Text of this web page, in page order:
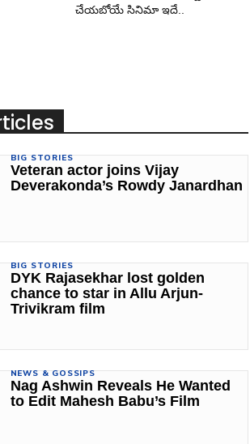
చేయబోయే సినిమా ఇదే..
BIG STORIES
Veteran actor joins Vijay
Deverakonda’s Rowdy Janardhan
BIG STORIES
DYK Rajasekhar lost golden
chance to star in Allu Arjun-
Trivikram film
NEWS & GOSSIPS
Nag Ashwin Reveals He Wanted
to Edit Mahesh Babu’s Film